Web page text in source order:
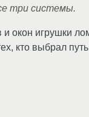
три системы.
окон игрушки
кто выбрал